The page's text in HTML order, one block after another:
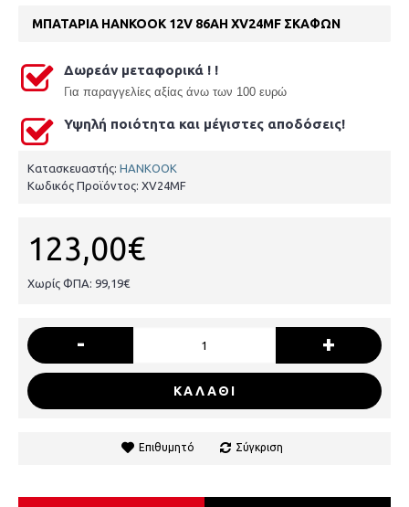
ΜΠΑΤΑΡΙΑ HANKOOK 12V 86AH XV24MF ΣΚΑΦΩΝ
Δωρεάν μεταφορικά ! !
Για παραγγελίες αξίας άνω των 100 ευρώ
Υψηλή ποιότητα και μέγιστες αποδόσεις!
Κατασκευαστής: HANKOOK
Κωδικός Προϊόντος: XV24MF
123,00€
Χωρίς ΦΠΑ: 99,19€
- +
ΚΑΛΑΘΙ
Επιθυμητό Σύγκριση